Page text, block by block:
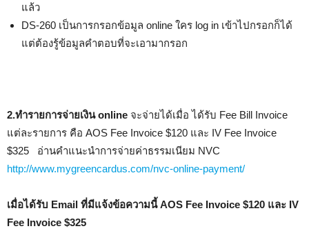
แล้ว
DS-260 เป็นการกรอกข้อมูล online ใคร log in เข้าไปกรอกก็ได้
แต่ต้องรู้ข้อมูลคำตอบที่จะเอามากรอก
2.ทำรายการจ่ายเงิน online จะจ่ายได้เมื่อ ได้รับ Fee Bill Invoice
แต่ละรายการ คือ AOS Fee Invoice $120 และ IV Fee Invoice
$325 อ่านคำแนะนำการจ่ายค่าธรรมเนียม NVC
http://www.mygreencardus.com/nvc-online-payment/
เมื่อได้รับ Email ที่มีแจ้งข้อความนี้ AOS Fee Invoice $120 และ IV
Fee Invoice $325